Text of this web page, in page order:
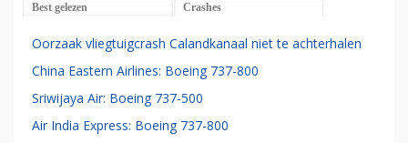
Best gelezen Crashes
Oorzaak vliegtuigcrash Calandkanaal niet te achterhalen
China Eastern Airlines: Boeing 737-800
Sriwijaya Air: Boeing 737-500
Air India Express: Boeing 737-800